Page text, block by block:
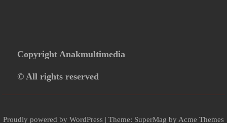
Copyright Anakmultimedia
© All rights reserved
Proudly powered by WordPress | Theme: SuperMag by Acme Themes